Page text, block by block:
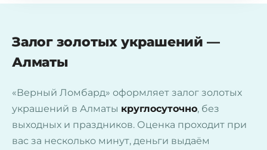
Залог золотых украшений —
Алматы
«Верный Ломбард» оформляет залог золотых
украшений в Алматы круглосуточно, без
выходных и праздников. Оценка проходит при
вас за несколько минут, деньги выдаём